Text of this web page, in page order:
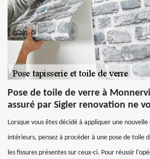
Pose de toile de verre à
assuré par Sigler renovation ne
Lorsque vous êtes décidé à appliquer une
intérieurs, pensez à procéder à une pose de toile
les fissures présentes sur ceux-ci. Pour réussir